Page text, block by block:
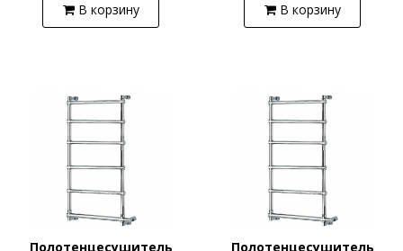
В корзину В корзину
Полотенцесушитель Полотенцесушитель